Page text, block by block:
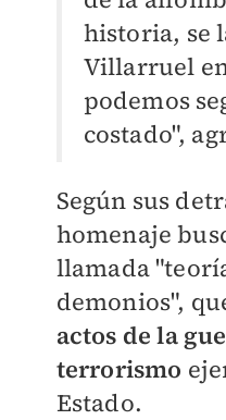
historia, se
Villarruel
podemos
costado",
Según sus
homenaje
llamada
demonios",
actos de la
terrorismo
Estado.